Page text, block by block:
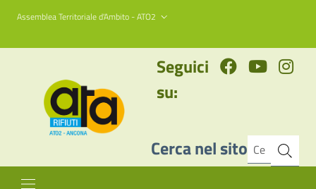
Assemblea Territoriale d'Ambito - ATO2
Seguici
su:
Cerca nel sito